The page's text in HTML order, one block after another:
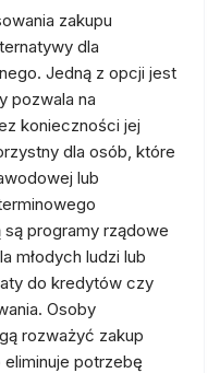
zakupu
dla
Jedną z opcji jest
pozwala na
konieczności jej
dla osób, które
lub
są programy rządowe
młodych ludzi lub
do kredytów czy
Osoby
rozważyć zakup
potrzebę